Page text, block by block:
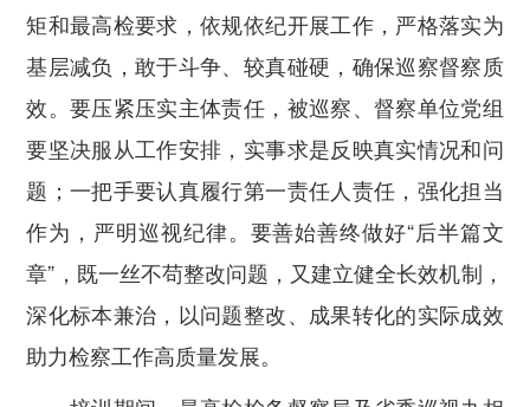
矩和最高检要求，依规依纪开展工作，严格落实为
基层减负，敢于斗争、较真碰硬，确保巡察督察质
效。要压紧压实主体责任，被巡察、督察单位党组
要坚决服从工作安排，实事求是反映真实情况和问
题；一把手要认真履行第一责任人责任，强化担当
作为，严明巡视纪律。要善始善终做好“后半篇文
章”，既一丝不苟整改问题，又建立健全长效机制，
深化标本兼治，以问题整改、成果转化的实际成效
助力检察工作高质量发展。